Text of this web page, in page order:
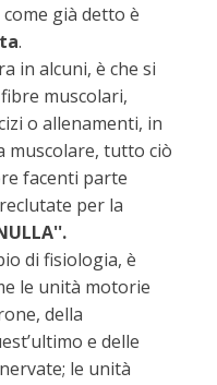
come già detto è
.
in alcuni, è che si
muscolari,
o allenamenti, in
muscolare, tutto ciò
facenti parte
per la
di fisiologia, è
le unità motorie
della
e delle
le unità